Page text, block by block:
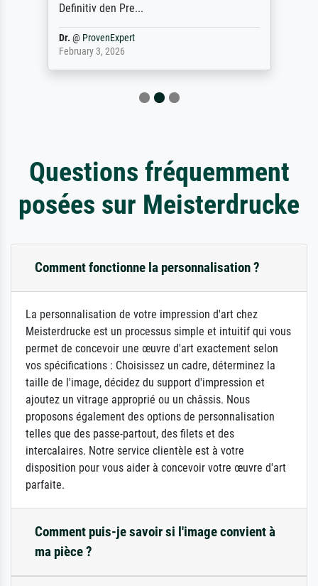
Definitiv den Pre...
Dr. @ ProvenExpert
February 3, 2026
Questions fréquemment
posées sur Meisterdrucke
Comment fonctionne la personnalisation ?
La personnalisation de votre impression d'art chez
Meisterdrucke est un processus simple et intuitif qui vous
permet de concevoir une œuvre d'art exactement selon
vos spécifications : Choisissez un cadre, déterminez la
taille de l'image, décidez du support d'impression et
ajoutez un vitrage approprié ou un châssis. Nous
proposons également des options de personnalisation
telles que des passe-partout, des filets et des
intercalaires. Notre service clientèle est à votre
disposition pour vous aider à concevoir votre œuvre d'art
parfaite.
Comment puis-je savoir si l'image convient à
ma pièce ?